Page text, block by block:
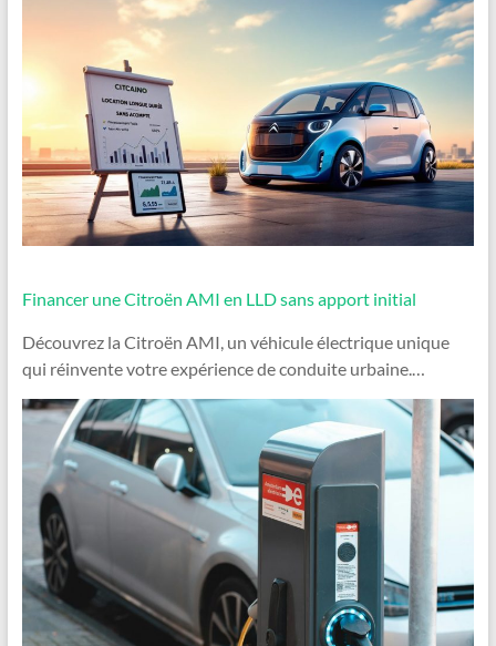
Financer une Citroën AMI en LLD sans apport initial
Découvrez la Citroën AMI, un véhicule électrique unique
qui réinvente votre expérience de conduite urbaine.…